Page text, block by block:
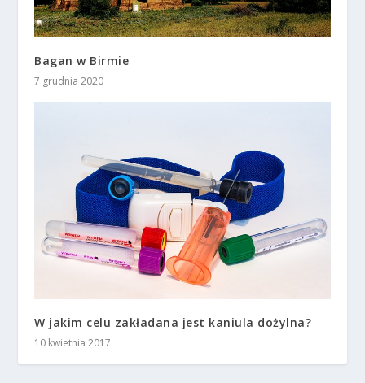
Bagan w Birmie
7 grudnia 2020
W jakim celu zakładana jest kaniula dożylna?
10 kwietnia 2017